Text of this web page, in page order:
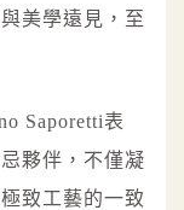
美學遠見，至
Saporetti表
夥伴，不僅凝
致工藝的一致